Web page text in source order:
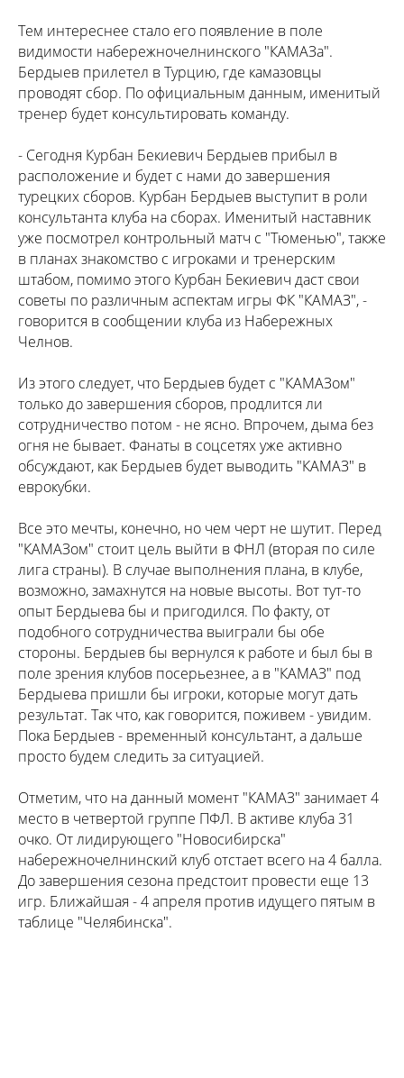
Тем интереснее стало его появление в поле
видимости набережночелнинского "КАМАЗа".
Бердыев прилетел в Турцию, где камазовцы
проводят сбор. По официальным данным, именитый
тренер будет консультировать команду.
- Сегодня Курбан Бекиевич Бердыев прибыл в
расположение и будет с нами до завершения
турецких сборов. Курбан Бердыев выступит в роли
консультанта клуба на сборах. Именитый наставник
уже посмотрел контрольный матч с "Тюменью", также
в планах знакомство с игроками и тренерским
штабом, помимо этого Курбан Бекиевич даст свои
советы по различным аспектам игры ФК "КАМАЗ", -
говорится в сообщении клуба из Набережных
Челнов.
Из этого следует, что Бердыев будет с "КАМАЗом"
только до завершения сборов, продлится ли
сотрудничество потом - не ясно. Впрочем, дыма без
огня не бывает. Фанаты в соцсетях уже активно
обсуждают, как Бердыев будет выводить "КАМАЗ" в
еврокубки.
Все это мечты, конечно, но чем черт не шутит. Перед
"КАМАЗом" стоит цель выйти в ФНЛ (вторая по силе
лига страны). В случае выполнения плана, в клубе,
возможно, замахнутся на новые высоты. Вот тут-то
опыт Бердыева бы и пригодился. По факту, от
подобного сотрудничества выиграли бы обе
стороны. Бердыев бы вернулся к работе и был бы в
поле зрения клубов посерьезнее, а в "КАМАЗ" под
Бердыева пришли бы игроки, которые могут дать
результат. Так что, как говорится, поживем - увидим.
Пока Бердыев - временный консультант, а дальше
просто будем следить за ситуацией.
Отметим, что на данный момент "КАМАЗ" занимает 4
место в четвертой группе ПФЛ. В активе клуба 31
очко. От лидирующего "Новосибирска"
набережночелнинский клуб отстает всего на 4 балла.
До завершения сезона предстоит провести еще 13
игр. Ближайшая - 4 апреля против идущего пятым в
таблице "Челябинска".